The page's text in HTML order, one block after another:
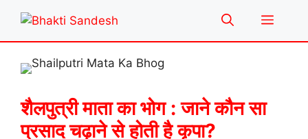
content
Menu
शैलपुत्री माता का भोग : जाने कौन सा
प्रसाद चढ़ाने से होती है कृपा?